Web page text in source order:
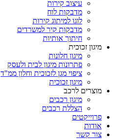
עיצוב קירות
מדבקות לוח
לוגו למיתוג קירות
מדבקות קיר למשרדים
חיתוך אותיות
מיגון זכוכית
מיגון חלונות
פתרונות מיגון לבית ולעסק
ציפוי מגן לזכוכית וחלון ממ"ד
מיגון זכוכית
מוצרים לרכב
מיגון רכבים
הצללת רכבים
פרוייקטים
אודות
צור קשר